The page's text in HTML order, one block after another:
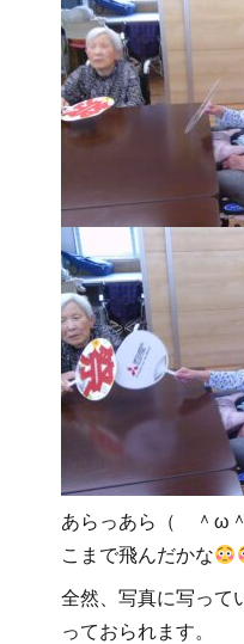
あらっあら（ ＾ω
こまで飛んだかな
全然、写真に写って
っておられます。